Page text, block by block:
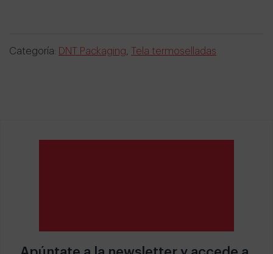
Categoría: DNT Packaging Tela termoselladas